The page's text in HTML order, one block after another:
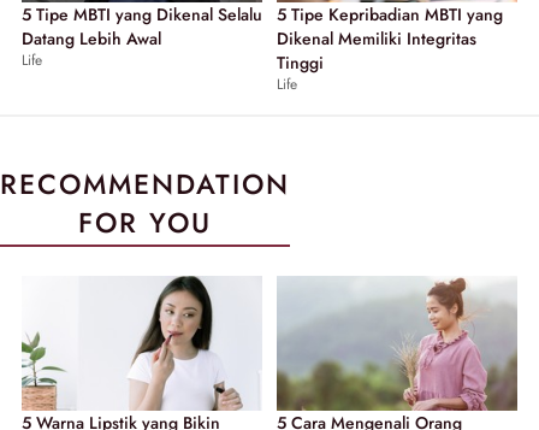
5 Tipe MBTI yang Dikenal Selalu
Datang Lebih Awal
Life
5 Tipe Kepribadian MBTI yang
Dikenal Memiliki Integritas
Tinggi
Life
RECOMMENDATION
FOR YOU
5 Warna Lipstik yang Bikin
5 Cara Mengenali Orang